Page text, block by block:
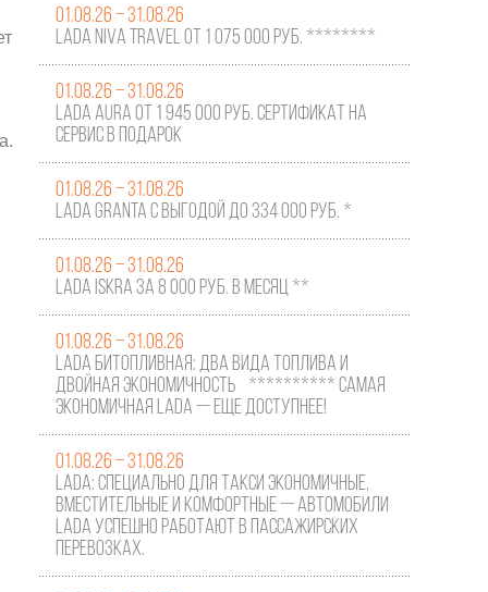
01.08.26 – 31.08.26
LADA NIVA TRAVEL ОТ 1 075 000 РУБ. ********
01.08.26 – 31.08.26
LADA AURA ОТ 1 945 000 РУБ. СЕРТИФИКАТ НА
СЕРВИС В ПОДАРОК
01.08.26 – 31.08.26
LADA GRANTA С ВЫГОДОЙ ДО 334 000 РУБ. *
01.08.26 – 31.08.26
LADA ISKRA ЗА 8 000 РУБ. В МЕСЯЦ **
01.08.26 – 31.08.26
LADA БИТОПЛИВНАЯ: ДВА ВИДА ТОПЛИВА И
ДВОЙНАЯ ЭКОНОМИЧНОСТЬ ********** САМАЯ
ЭКОНОМИЧНАЯ LADA — ЕЩЕ ДОСТУПНЕЕ!
01.08.26 – 31.08.26
LADA: СПЕЦИАЛЬНО ДЛЯ ТАКСИ Экономичные,
вместительные и комфортные — автомобили
LADA успешно работают в пассажирских
перевозках.